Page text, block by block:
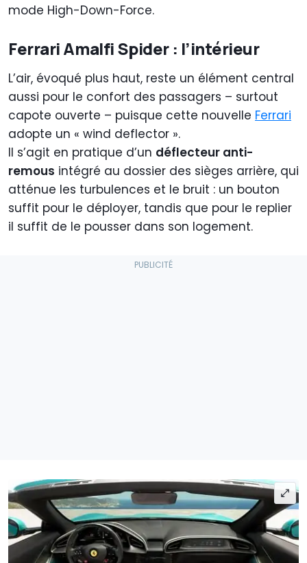
mode High-Down-Force.
Ferrari Amalfi Spider : l’intérieur
L’air, évoqué plus haut, reste un élément central
aussi pour le confort des passagers – surtout
capote ouverte – puisque cette nouvelle Ferrari
adopte un « wind deflector ».
Il s’agit en pratique d’un déflecteur anti-
remous intégré au dossier des sièges arrière, qui
atténue les turbulences et le bruit : un bouton
suffit pour le déployer, tandis que pour le replier
il suffit de le pousser dans son logement.